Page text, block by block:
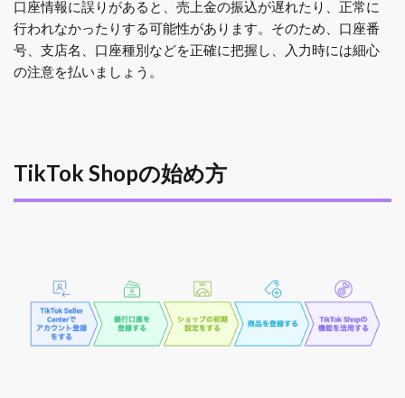
口座情報に誤りがあると、売上金の振込が遅れたり、正常に
行われなかったりする可能性があります。そのため、口座番
号、支店名、口座種別などを正確に把握し、入力時には細心
の注意を払いましょう。
TikTok Shopの始め方